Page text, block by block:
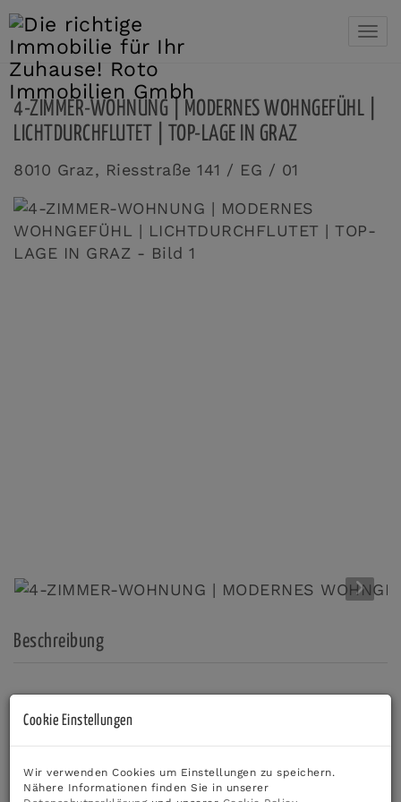
4-ZIMMER-WOHNUNG | MODERNES WOHNGEFÜHL |
LICHTDURCHFLUTET | TOP-LAGE IN GRAZ
8010 Graz, Riesstraße 141 / EG / 01
Beschreibung
LICHTDURCHFLUTETE 4-ZIMMER-WOHNUNG |
Großzügiger Wohn-/Essbereich mit offener
Cookie Einstellungen
Wir verwenden Cookies um Einstellungen zu speichern.
Nähere Informationen finden Sie in unserer